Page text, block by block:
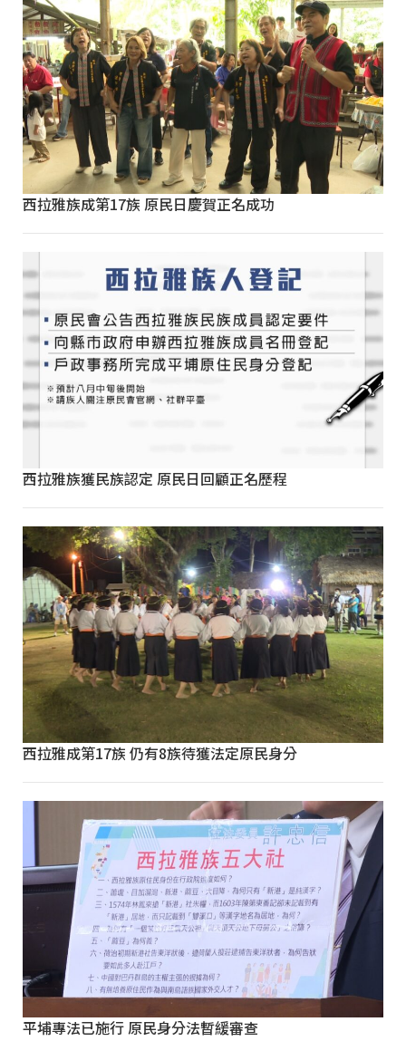
西拉雅族成第17族 原民日慶賀正名成功
西拉雅族獲民族認定 原民日回顧正名歷程
西拉雅成第17族 仍有8族待獲法定原民身分
平埔專法已施行 原民身分法暫緩審查